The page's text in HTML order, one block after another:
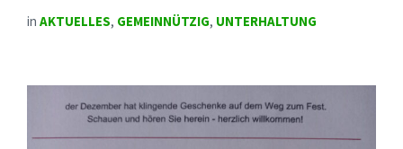
in AKTUELLES, GEMEINNÜTZIG, UNTERHALTUNG